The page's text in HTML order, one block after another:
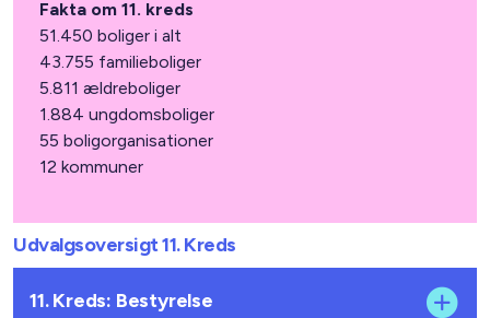
Fakta om 11. kreds
51.450 boliger i alt
43.755 familieboliger
5.811 ældreboliger
1.884 ungdomsboliger
55 boligorganisationer
12 kommuner
Udvalgsoversigt 11. Kreds
11. Kreds: Bestyrelse